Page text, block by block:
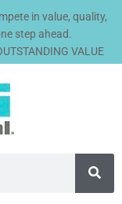
in value, quality,
step ahead.
VALUE